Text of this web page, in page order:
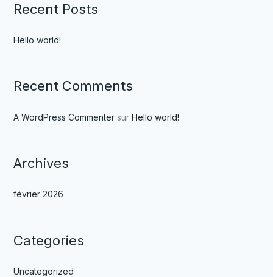
Recent Posts
Hello world!
Recent Comments
A WordPress Commentersur Hello world!
Archives
février 2026
Categories
Uncategorized